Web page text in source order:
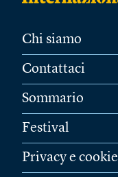
Chi siamo
Contattaci
Sommario
Festival
Privacy e cookie